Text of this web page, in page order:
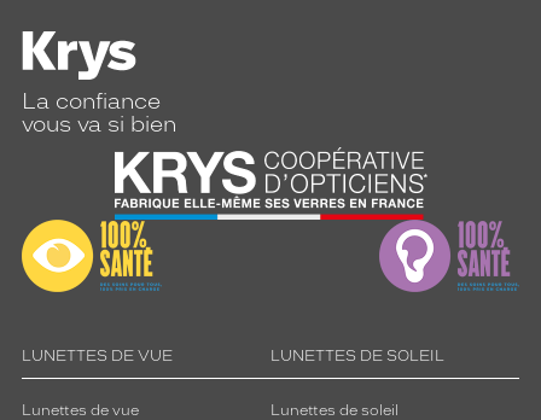
La confiance
vous va si bien
LUNETTES DE VUE
Lunettes de vue
LUNETTES DE SOLEIL
Lunettes de soleil